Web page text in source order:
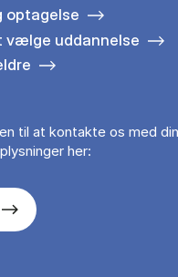
optagelse
vælge uddannelse
til at kontakte os med
her: